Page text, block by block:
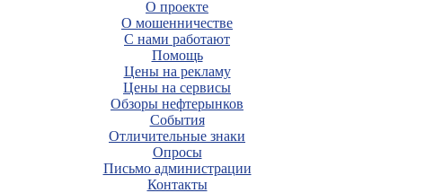
О проекте
О мошенничестве
С нами работают
Помощь
Цены на рекламу
Цены на сервисы
Обзоры нефтерынков
События
Отличительные знаки
Опросы
Письмо администрации
Контакты